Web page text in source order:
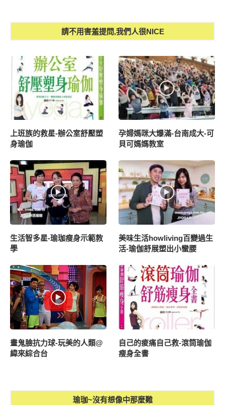
請不用害羞提問,我們人很NICE
上班族的救星-辦公室舒壓塑
身瑜伽
孕婦媽咪大爆滿-台南成大-可
貝可媽媽教室
生活智多星-瑜珈瘦身示範教
學
美味生活howliving百變過生
活-瑜伽舒展塑出小蠻腰
畫鬼臉抗力球-玩美的人類@
緯來綜合台
自己的痠痛自己救-滾筒瑜伽
瘦身全書
瑜珈~沒有想像中那麼難